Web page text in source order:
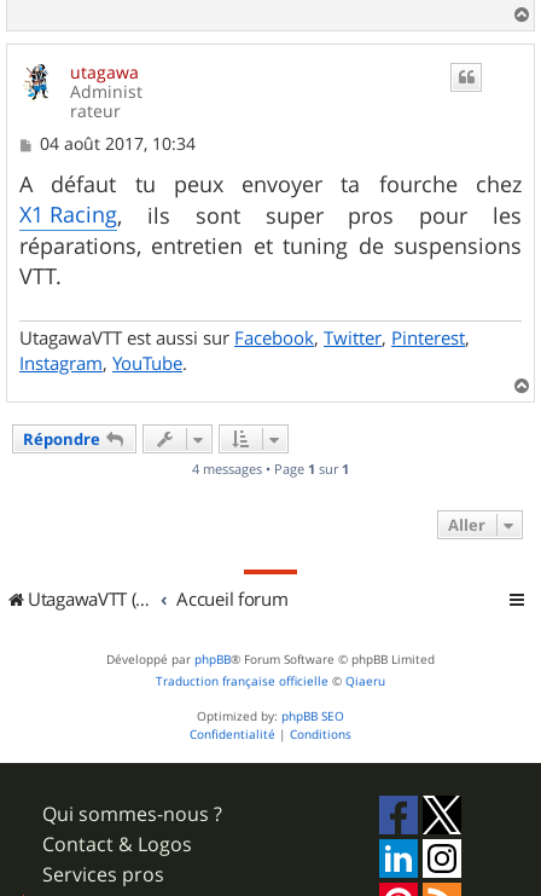
a
utagawa
Administ
rateur
M
s
a
g
e
04 août 2017, 10:34
A défaut tu peux envoyer ta fourche chez
X1 Racing, ils sont super pros pour les
réparations, entretien et tuning de suspensions
VTT.
UtagawaVTT est aussi sur Facebook, Twitter, Pinterest,
Instagram, YouTube.
a
Répondre
4 messages • Page 1 sur 1
Aller
UtagawaVTT (Randos VTT et VTTAE avec traces GPS) Accueil forum
Développé par phpBB® Forum Software © phpBB Limited
Traduction française officielle © Qiaeru
Optimized by: phpBB SEO
Confidentialité | Conditions
Qui sommes-nous ?
Contact & Logos
Services pros